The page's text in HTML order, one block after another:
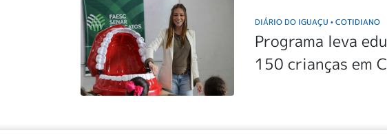
DIÁRIO DO IGUAÇU• COTIDIANO
Programa leva
150 crianças em